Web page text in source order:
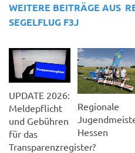
WEITERE BEITRÄGE AUS
SEGELFLUG F3J
UPDATE 2026:
Meldepflicht
und Gebühren
für das
Transparenzregister?
Regionale
Hessen